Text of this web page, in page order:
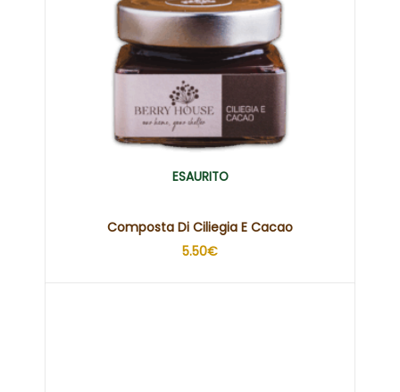
ESAURITO
Composta Di Ciliegia E Cacao
5.50€